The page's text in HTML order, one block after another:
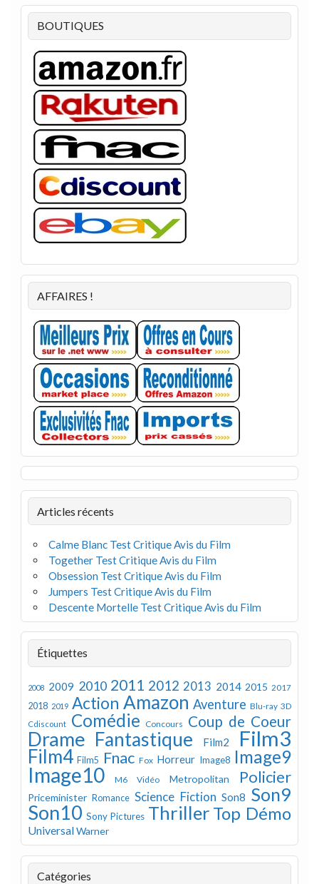
BOUTIQUES
AFFAIRES !
Articles récents
Calme Blanc Test Critique Avis du Film
Together Test Critique Avis du Film
Obsession Test Critique Avis du Film
Jumpers Test Critique Avis du Film
Descente Mortelle Test Critique Avis du Film
Étiquettes
2008 2009 2010 2011 2012 2013 2014 2015 2017
2018 2019 Action Amazon Aventure Blu-ray 3D
Cdiscount Comédie Concours Coup de Coeur
Drame Fantastique Film2 Film3
Film4 Film5 Fnac Fox Horreur Image8 Image9
Image10 M6 Vidéo Metropolitan Policier
Priceminister Romance Science Fiction Son8 Son9
Son10 Sony Pictures Thriller Top Démo
UniversalWarner
Catégories